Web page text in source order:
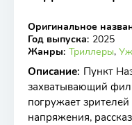
TS
Оригинальное
Год выпуска: 2025
Жанры: Триллеры,
Описание: Пункт
захватывающий
погружает
напряжения,